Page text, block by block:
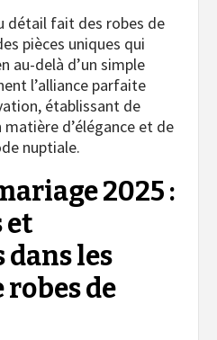
détail fait des robes de
pièces uniques qui
au-delà d’un simple
l’alliance parfaite
établissant de
d’élégance et de
nuptiale.
2025 :
et
les
de